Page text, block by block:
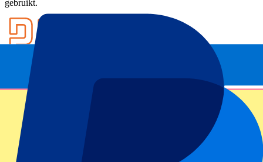
gebruikt.
Footer menu
Topclubs
Manchester United
Manchester City